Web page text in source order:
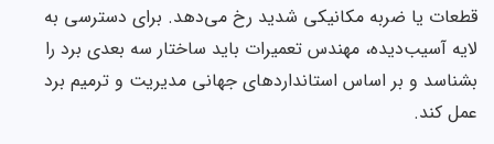
قطعات یا ضربه مکانیکی شدید رخ می‌دهد. برای دسترسی به
لایه آسیب‌دیده، مهندس تعمیرات باید ساختار سه بعدی برد را
بشناسد و بر اساس استانداردهای جهانی مدیریت و ترمیم برد
عمل کند.